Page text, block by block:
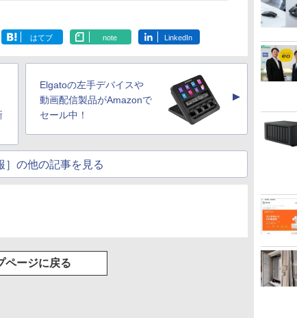
はてブ note LinkedIn
Elgatoの左手デバイスや
動画配信製品がAmazonで
セール中！
▲
］の他の記事を見る
ページに戻る